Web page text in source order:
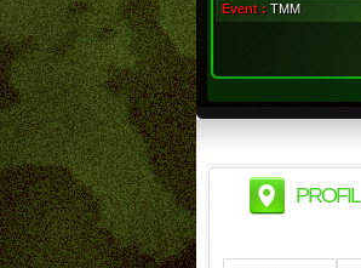
Event : TMM
PROFIL